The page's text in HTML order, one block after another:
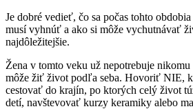
Je dobré vedieť, čo sa počas tohto
musí vyhnúť a ako si môže vychutnávať
najdôležitejšie.
Žena v tomto veku už nepotrebuje
môže žiť život podľa seba. Hovoriť NIE,
cestovať do krajín, po ktorých celý život
detí, navštevovať kurzy keramiky alebo